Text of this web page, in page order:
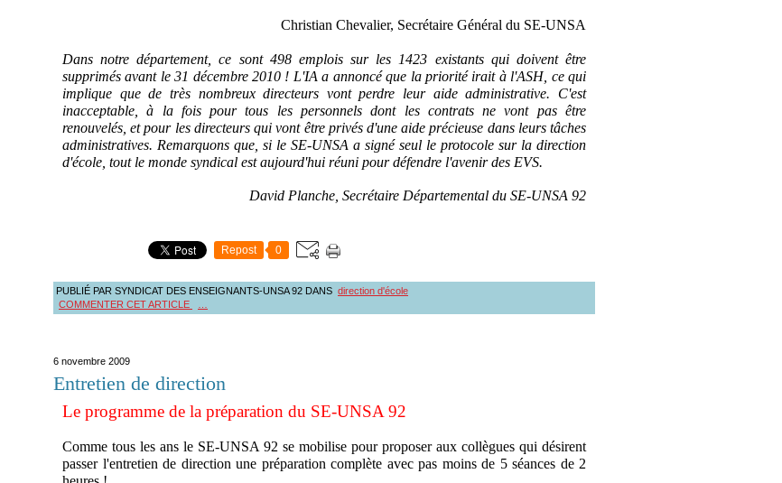
Christian Chevalier, Secrétaire Général du SE-UNSA
Dans notre département, ce sont 498 emplois sur les 1423 existants qui doivent être
supprimés avant le 31 décembre 2010 ! L'IA a annoncé que la priorité irait à l'ASH, ce qui
implique que de très nombreux directeurs vont perdre leur aide administrative. C'est
inacceptable, à la fois pour tous les personnels dont les contrats ne vont pas être
renouvelés, et pour les directeurs qui vont être privés d'une aide précieuse dans leurs tâches
administratives. Remarquons que, si le SE-UNSA a signé seul le protocole sur la direction
d'école, tout le monde syndical est aujourd'hui réuni pour défendre l'avenir des EVS.
David Planche, Secrétaire Départemental du SE-UNSA 92
Repost 0
PUBLIÉ PAR SYNDICAT DES ENSEIGNANTS-UNSA 92 DANS direction d'école
COMMENTER CET ARTICLE
6 novembre 2009
Entretien de direction
Le programme de la préparation du SE-UNSA 92
Comme tous les ans le SE-UNSA 92 se mobilise pour proposer aux collègues qui désirent
passer l'entretien de direction une préparation complète avec pas moins de 5 séances de 2